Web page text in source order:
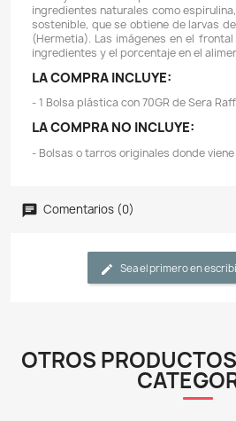
- Cuidamos juntos el
una caneca original del
para empacar este
de los anteriores, no se
importara que se trate de
con el mismo gusto !.
- Ahorre dinero comprando
- Sera Raffy I Nature
(43,5%), pequeños peces y
todas sus propiedades
- La mezcla, adecuada a su
óptima asimilación,
- Dada de comer
golosina refuerza las
- Este producto forma